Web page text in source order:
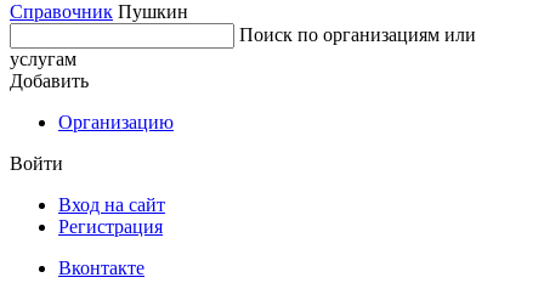
Справочник Пушкин
Поиск по организациям или
услугам
Добавить
Организацию
Войти
Вход на сайт
Регистрация
Вконтакте